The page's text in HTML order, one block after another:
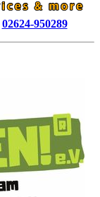
02624-950289